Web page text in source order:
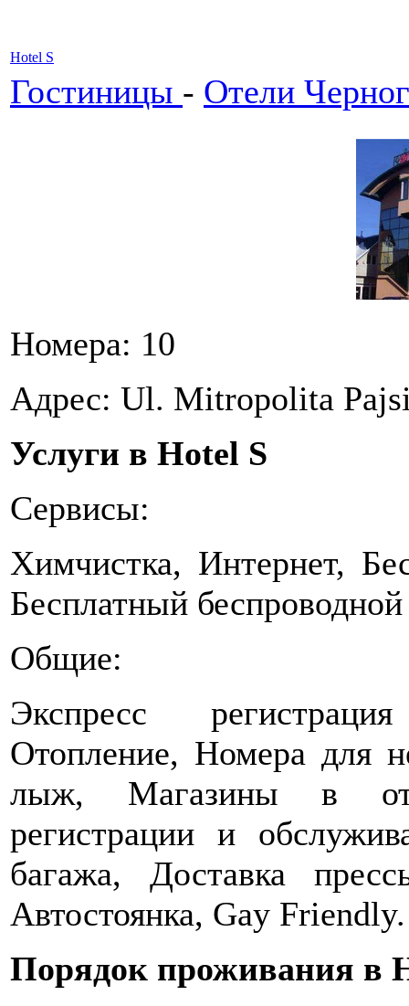
Hotel S
Гостиницы - Отели
Номера: 10
Адрес: Ul. Mitropolita
Услуги в Hotel S
Сервисы:
Химчистка, Интернет,
Бесплатный
Общие:
Экспресс
Отопление, Номера для
лыж, Магазины в
регистрации и
багажа, Доставка
Автостоянка, Gay Friendly.
Порядок проживания в